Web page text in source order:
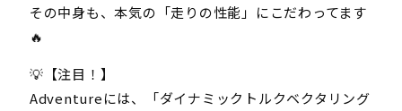
その中身も、本気の「走りの性能」にこだわってます
🔥
💡【注目！】
Adventureには、「ダイナミックトルクベクタリング